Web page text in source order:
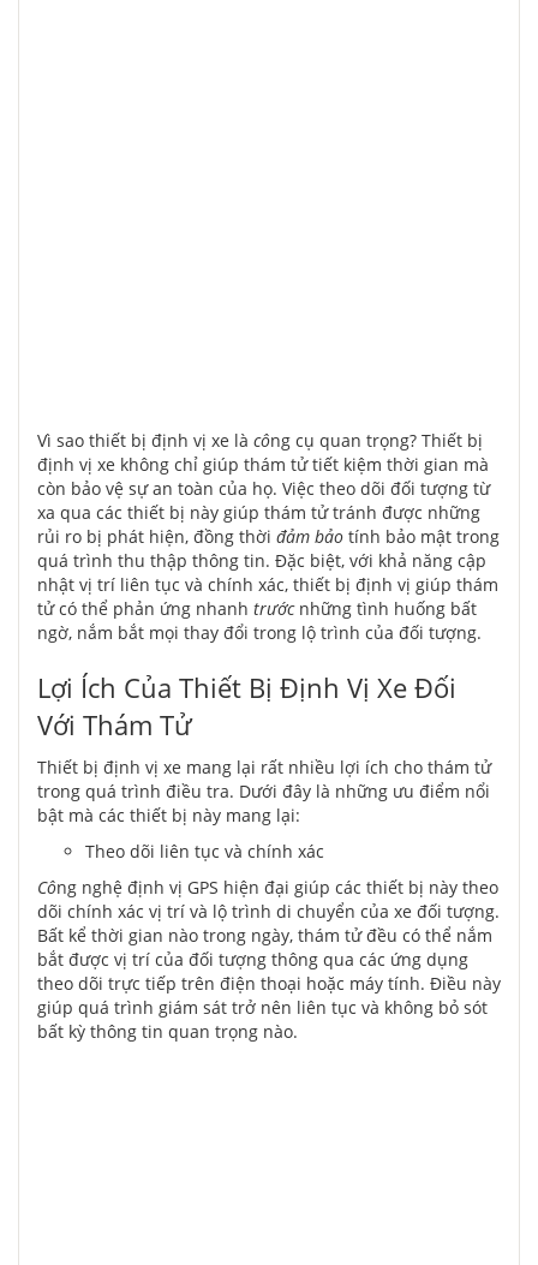
Vì sao thiết bị định vị xe là công cụ quan trọng? Thiết bị
định vị xe không chỉ giúp thám tử tiết kiệm thời gian mà
còn bảo vệ sự an toàn của họ. Việc theo dõi đối tượng từ
xa qua các thiết bị này giúp thám tử tránh được những
rủi ro bị phát hiện, đồng thời đảm bảo tính bảo mật trong
quá trình thu thập thông tin. Đặc biệt, với khả năng cập
nhật vị trí liên tục và chính xác, thiết bị định vị giúp thám
tử có thể phản ứng nhanh trước những tình huống bất
ngờ, nắm bắt mọi thay đổi trong lộ trình của đối tượng.
Lợi Ích Của Thiết Bị Định Vị Xe Đối
Với Thám Tử
Thiết bị định vị xe mang lại rất nhiều lợi ích cho thám tử
trong quá trình điều tra. Dưới đây là những ưu điểm nổi
bật mà các thiết bị này mang lại:
Theo dõi liên tục và chính xác
Công nghệ định vị GPS hiện đại giúp các thiết bị này theo
dõi chính xác vị trí và lộ trình di chuyển của xe đối tượng.
Bất kể thời gian nào trong ngày, thám tử đều có thể nắm
bắt được vị trí của đối tượng thông qua các ứng dụng
theo dõi trực tiếp trên điện thoại hoặc máy tính. Điều này
giúp quá trình giám sát trở nên liên tục và không bỏ sót
bất kỳ thông tin quan trọng nào.